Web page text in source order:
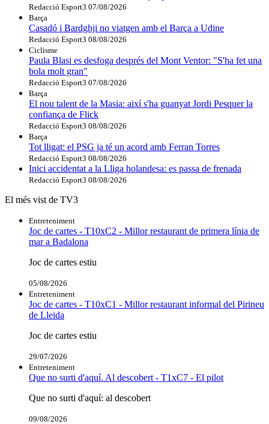
Redacció Esport3 07/08/2026
Barça
Casadó i Bardghji no viatgen amb el Barça a Udine
Redacció Esport3 08/08/2026
Ciclisme
Paula Blasi es desfoga després del Mont Ventor: "S'ha fet una
bola molt gran"
Redacció Esport3 07/08/2026
Barça
El nou talent de la Masia: així s'ha guanyat Jordi Pesquer la
confiança de Flick
Redacció Esport3 08/08/2026
Barça
Tot lligat: el PSG ja té un acord amb Ferran Torres
Redacció Esport3 08/08/2026
Inici accidentat a la Lliga holandesa: es passa de frenada
Redacció Esport3 08/08/2026
El més vist de TV3
Entreteniment
Joc de cartes - T10xC2 - Millor restaurant de primera línia de
mar a Badalona
Joc de cartes estiu
05/08/2026
Entreteniment
Joc de cartes - T10xC1 - Millor restaurant informal del Pirineu
de Lleida
Joc de cartes estiu
29/07/2026
Entreteniment
Que no surti d'aquí. Al descobert - T1xC7 - El pilot
Que no surti d'aquí: al descobert
09/08/2026